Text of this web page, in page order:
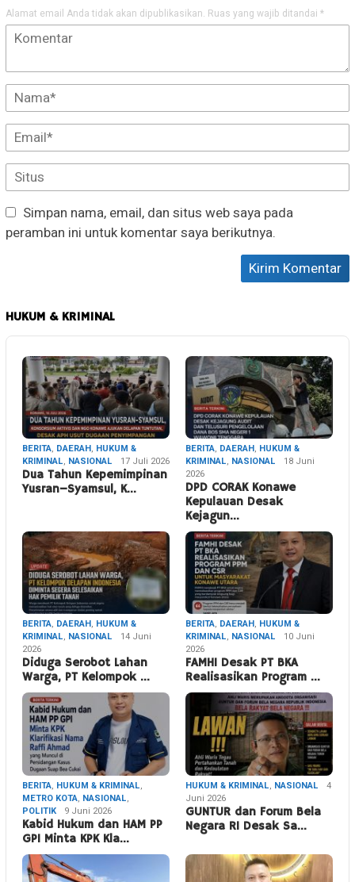
Alamat email Anda tidak akan dipublikasikan. Ruas yang wajib ditandai *
Simpan nama, email, dan situs web saya pada
peramban ini untuk komentar saya berikutnya.
HUKUM & KRIMINAL
BERITA, DAERAH, HUKUM &
KRIMINAL, NASIONAL 17 Juli 2026
Dua Tahun Kepemimpinan
Yusran–Syamsul, K…
BERITA, DAERAH, HUKUM &
KRIMINAL, NASIONAL
18 Juni
2026
DPD CORAK Konawe
Kepulauan Desak
Kejagun…
BERITA, DAERAH, HUKUM &
KRIMINAL, NASIONAL
14 Juni
2026
Diduga Serobot Lahan
Warga, PT Kelompok …
BERITA, DAERAH, HUKUM &
KRIMINAL, NASIONAL
10 Juni
2026
FAMHI Desak PT BKA
Realisasikan Program …
BERITA, HUKUM & KRIMINAL,
METRO KOTA, NASIONAL,
POLITIK
9 Juni 2026
Kabid Hukum dan HAM PP
GPI Minta KPK Kla…
HUKUM & KRIMINAL, NASIONAL
4
Juni 2026
GUNTUR dan Forum Bela
Negara RI Desak Sa…